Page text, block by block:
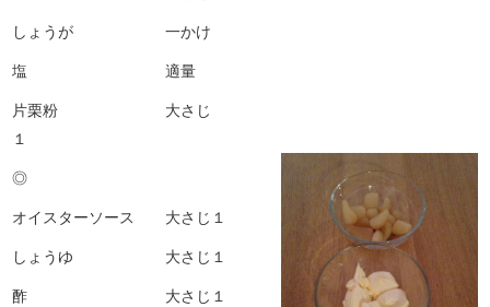
しょうが 一かけ
塩 適量
片栗粉 大さじ
◎
オイスターソース 大さじ１
しょうゆ 大さじ１
酢 大さじ１